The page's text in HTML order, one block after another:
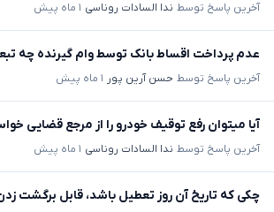
آخرین پاسخ توسط ندا السادات روناسی ۱ ماه پیش
عدم پرداخت اقساط بانک توسط وام گیرنده چه
آخرین پاسخ توسط حسن آرین پور ۱ ماه پیش
آیا میتوان رفع توقیف خودرو را از مرجع قضایی
آخرین پاسخ توسط ندا السادات روناسی ۱ ماه پیش
چکی که تاریخ آن روز تعطیل باشد، قابل برگشت